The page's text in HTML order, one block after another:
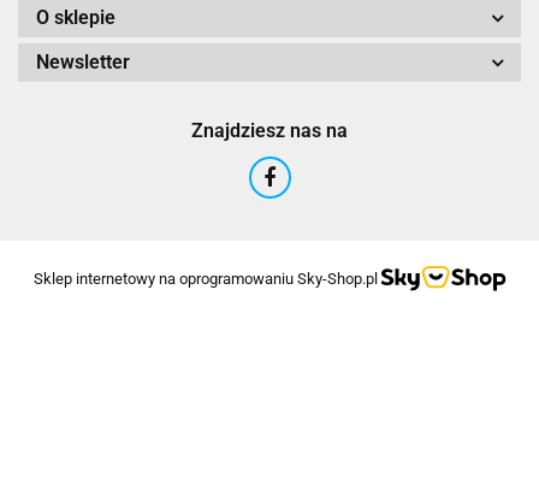
O sklepie
Newsletter
Znajdziesz nas na
Sklep internetowy na oprogramowaniu Sky-Shop.pl